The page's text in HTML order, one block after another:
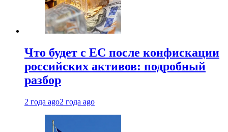
Что будет с ЕС после конфискации
российских активов: подробный
разбор
2 года ago2 года ago